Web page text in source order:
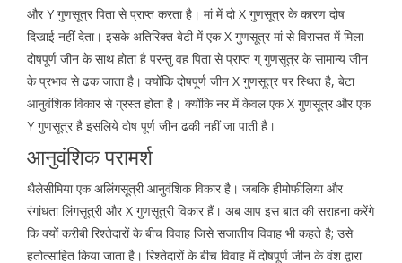
और Y गुणसूत्र पिता से प्राप्त करता है। मां में दो X गुणसूत्र के कारण दोष
दिखाई नहीं देता। इसके अतिरिक्त बेटी में एक X गुणसूत्र मां से विरासत में मिला
दोषपूर्ण जीन के साथ होता है परन्तु वह पिता से प्राप्त ग् गुणसूत्र के सामान्य जीन
के प्रभाव से ढक जाता है। क्योंकि दोषपूर्ण जीन X गुणसूत्र पर स्थित है, बेटा
आनुवंशिक विकार से ग्रस्त होता है। क्योंकि नर में केवल एक X गुणसूत्र और एक
Y गुणसूत्र है इसलिये दोष पूर्ण जीन ढकी नहीं जा पाती है।
आनुवंशिक परामर्श
थैलेसीमिया एक अलिंगसूत्री आनुवंशिक विकार है। जबकि हीमोफीलिया और
रंगांधता लिंगसूत्री और X गुणसूत्री विकार हैं। अब आप इस बात की सराहना करेंगे
कि क्यों करीबी रिश्तेदारों के बीच विवाह जिसे सजातीय विवाह भी कहते है; उसे
हतोत्साहित किया जाता है। रिश्तेदारों के बीच विवाह में दोषपूर्ण जीन के वंश द्वारा